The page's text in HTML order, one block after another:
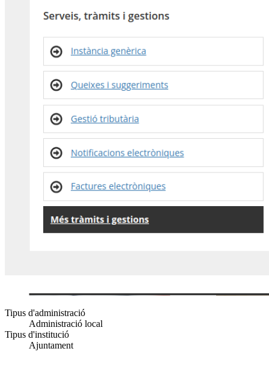
Tipus d'administració
Administració local
Tipus d'institució
Ajuntament